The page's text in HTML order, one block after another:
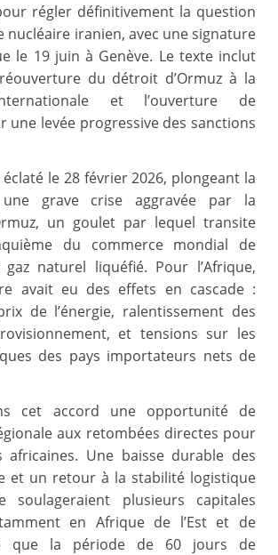
régler définitivement la question
nucléaire iranien, avec une signature
le 19 juin à Genève. Le texte inclut
du détroit d’Ormuz à la
et l’ouverture de
une levée progressive des sanctions
le 28 février 2026, plongeant la
grave crise aggravée par la
un goulet par lequel transite
du commerce mondial de
naturel liquéfié. Pour l’Afrique,
avait eu des effets en cascade :
de l’énergie, ralentissement des
et tensions sur les
des pays importateurs nets de
cet accord une opportunité de
aux retombées directes pour
africaines. Une baisse durable des
et un retour à la stabilité logistique
soulageraient plusieurs capitales
en Afrique de l’Est et de
que la période de 60 jours de